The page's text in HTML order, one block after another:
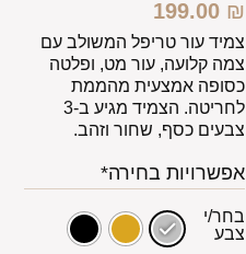
199.00 ₪
צמיד עור טריפל המשולב עם
צמה קלועה, עור מט, ופלטה
כסופה אמצעית מהממת
לחריטה. הצמיד מגיע ב-3
צבעים כסף, שחור וזהב.
אפשרויות בחירה*
בחר/י
צבע